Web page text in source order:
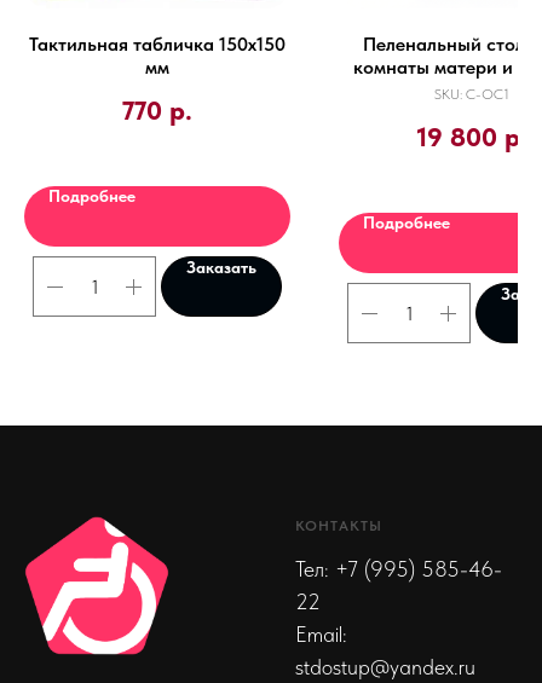
Тактильная табличка 150х150
мм
770 р.
Подробнее
Заказать
Пеленальный
комнаты матери и
SKU: С-ОС1
19 800 р.
Подробнее
КОНТАКТЫ
Тел: +7 (995) 585-46-
22
Email:
stdostup@yandex.ru